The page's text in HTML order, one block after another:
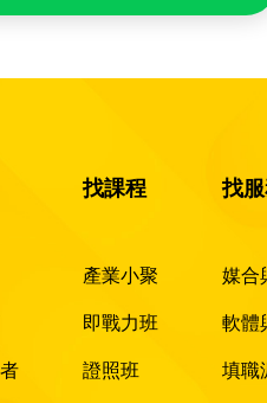
找課程
產業小聚
即戰力班
證照班
找
媒合
軟體
填職